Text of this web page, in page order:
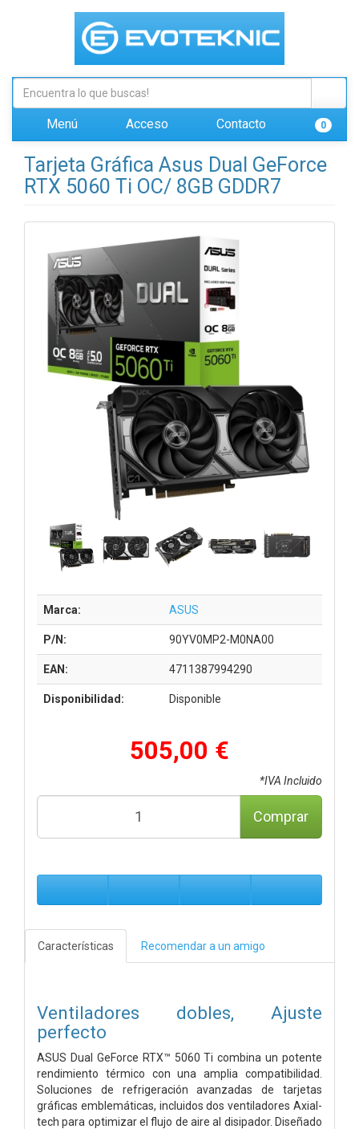
Menú Acceso Contacto 0
Tarjeta Gráfica Asus Dual GeForce
RTX 5060 Ti OC/ 8GB GDDR7
Marca: ASUS
P/N: 90YV0MP2-M0NA00
EAN: 4711387994290
Disponibilidad: Disponible
505,00 €
*IVA Incluido
Comprar
Características Recomendar a un amigo
Ventiladores dobles, Ajuste
perfecto
ASUS Dual GeForce RTX™ 5060 Ti combina un potente
rendimiento térmico con una amplia compatibilidad.
Soluciones de refrigeración avanzadas de tarjetas
gráficas emblemáticas, incluidos dos ventiladores Axial-
tech para optimizar el flujo de aire al disipador. Diseñado